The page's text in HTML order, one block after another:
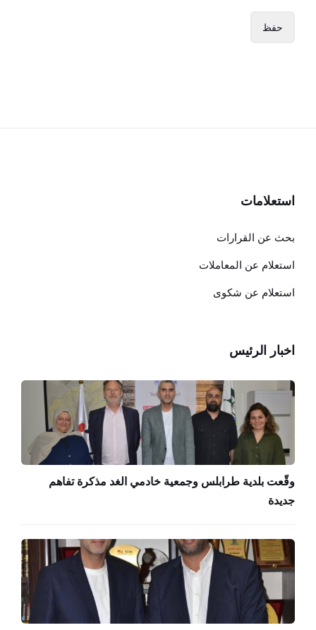
استعلامات
بحث عن القرارات
استعلام عن المعاملات
استعلام عن شكوى
اخبار الرئيس
وقّعت بلدية طرابلس وجمعية خادمي الغد مذكرة تفاهم
جديدة